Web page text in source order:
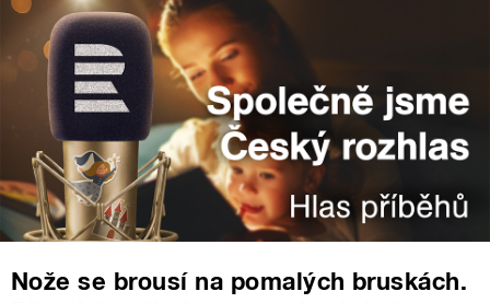
Nože se brousí na pomalých bruskách.